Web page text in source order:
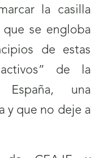
la casilla
que se engloba
de estas
de la
una
y que no deje a